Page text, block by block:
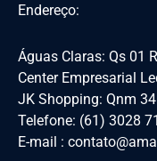
Endereço:
Águas Claras: Qs 01
Center Empresarial
JK Shopping: Qnm
Telefone: (61) 3028
E-mail :